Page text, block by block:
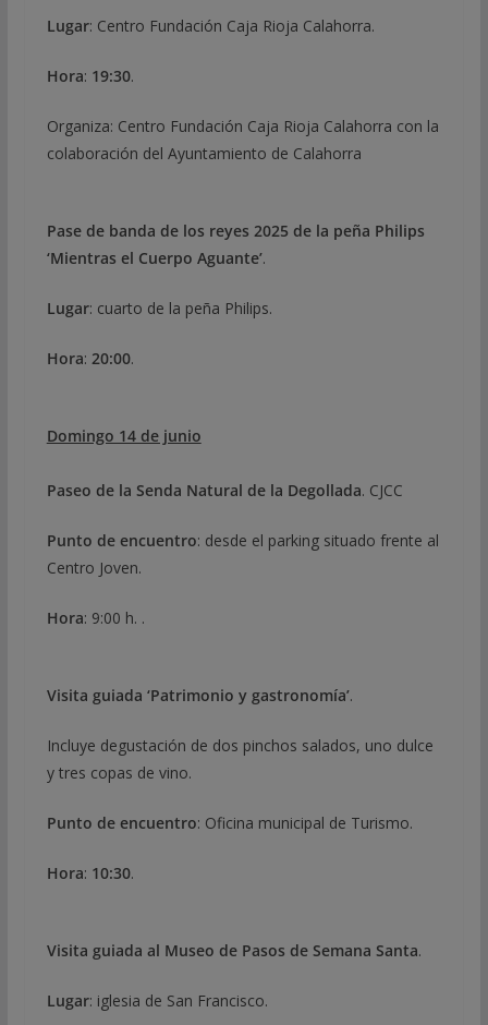
Lugar: Centro Fundación Caja Rioja Calahorra.
Hora: 19:30.
Organiza: Centro Fundación Caja Rioja Calahorra con la
colaboración del Ayuntamiento de Calahorra
Pase de banda de los reyes 2025 de la peña Philips
‘Mientras el Cuerpo Aguante’.
Lugar: cuarto de la peña Philips.
Hora: 20:00.
Domingo 14 de junio
Paseo de la Senda Natural de la Degollada. CJCC
Punto de encuentro: desde el parking situado frente al
Centro Joven.
Hora: 9:00 h. .
Visita guiada ‘Patrimonio y gastronomía’.
Incluye degustación de dos pinchos salados, uno dulce
y tres copas de vino.
Punto de encuentro: Oficina municipal de Turismo.
Hora: 10:30.
Visita guiada al Museo de Pasos de Semana Santa.
Lugar: iglesia de San Francisco.